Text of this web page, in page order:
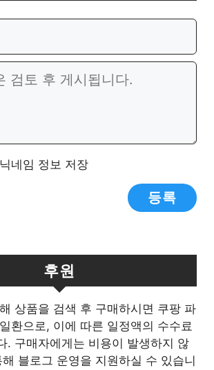
네임 정보 저장
후원
상품을 검색 후 구매하시면 쿠팡 파
환으로, 이에 따른 일정액의 수수료
. 구매자에게는 비용이 발생하지 않
블로그 운영을 지원하실 수 있습니